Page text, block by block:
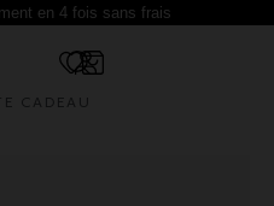
en 4 fois sans frais
CADEAU